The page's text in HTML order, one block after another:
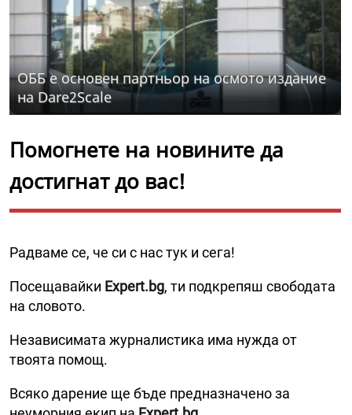
ОББ е основен партньор на осмото издание
на Dare2Scale
Помогнете на новините да
достигнат до вас!
Радваме се, че си с нас тук и сега!
Посещавайки Expert.bg, ти подкрепяш свободата
на словото.
Независимата журналистика има нужда от
твоята помощ.
Всяко дарение ще бъде предназначено за